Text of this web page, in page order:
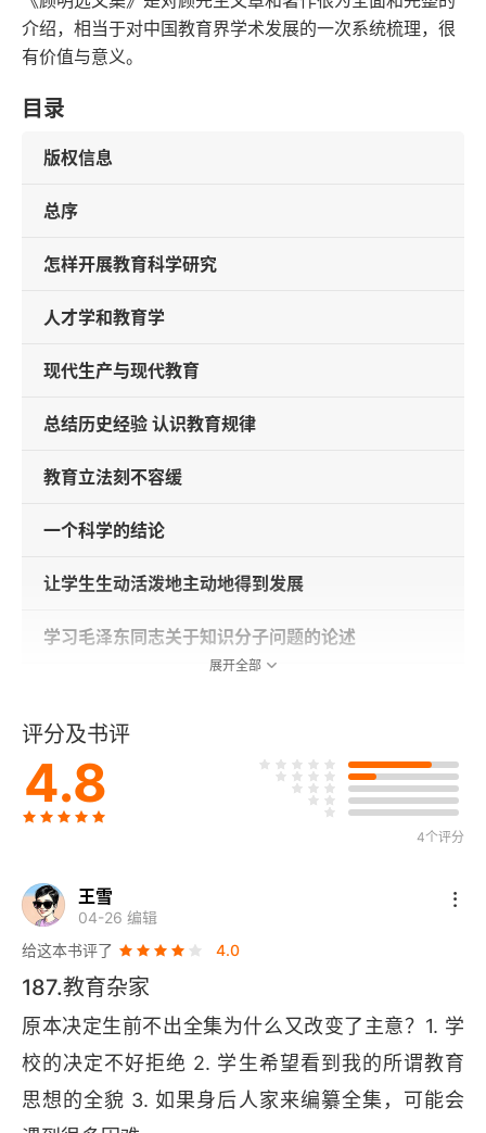
介绍，相当于对中国教育界学术发展的一次系统梳理，很
有价值与意义。
目录
版权信息
总序
怎样开展教育科学研究
人才学和教育学
现代生产与现代教育
总结历史经验 认识教育规律
教育立法刻不容缓
一个科学的结论
让学生生动活泼地主动地得到发展
学习毛泽东同志关于知识分子问题的论述
教育理论函授教材发刊词
教育改革的关键在于教育思想的转变
教育方针要有科学性、针对性、时效性
论在社会主义条件下教育同生产劳动结合的必要性和
可能性
教育同生产劳动相结合应该成为社会主义教育方针的
重要内容
展开全部
评分及书评
4.8
4个评分
王雪
04-26 编辑
给这本书评了
4.0
187.教育杂家
原本决定生前不出全集为什么又改变了主意？1. 学
校的决定不好拒绝 2. 学生希望看到我的所谓教育
思想的全貌 3. 如果身后人家来编纂全集，可能会